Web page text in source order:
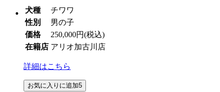
犬種
チワワ
性別
男の子
価格
250,000円(税込)
在籍店 アリオ加古川店
詳細はこちら
お気に入りに追加5